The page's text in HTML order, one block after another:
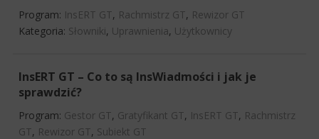
Program: InsERT GT, Rachmistrz GT, Rewizor GT
Kategoria: Słowniki, Uprawnienia, Użytkownicy
InsERT GT – Co to są InsWiadmości i jak je
sprawdzić?
Program: Gestor GT, Gratyfikant GT, InsERT GT, Rachmistrz
GT, Rewizor GT, Subiekt GT